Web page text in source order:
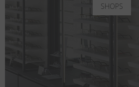
SHOPS